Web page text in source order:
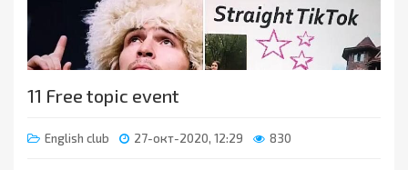
11 Free topic event
English club 27-окт-2020, 12:29 830